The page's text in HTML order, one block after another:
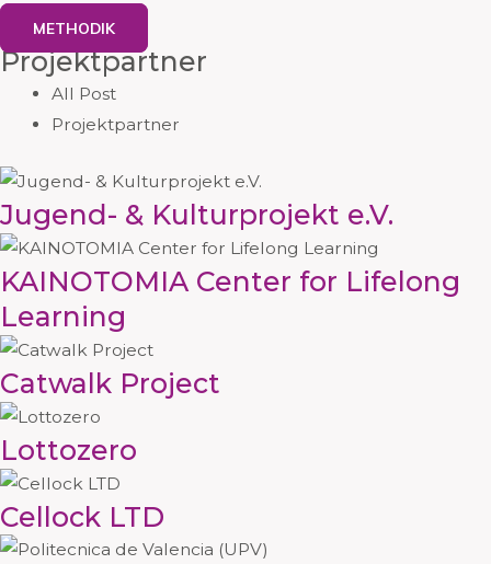
METHODIK
Projektpartner
All Post
Projektpartner
Jugend- & Kulturprojekt e.V.
KAINOTOMIA Center for Lifelong
Learning
Catwalk Project
Lottozero
Cellock LTD